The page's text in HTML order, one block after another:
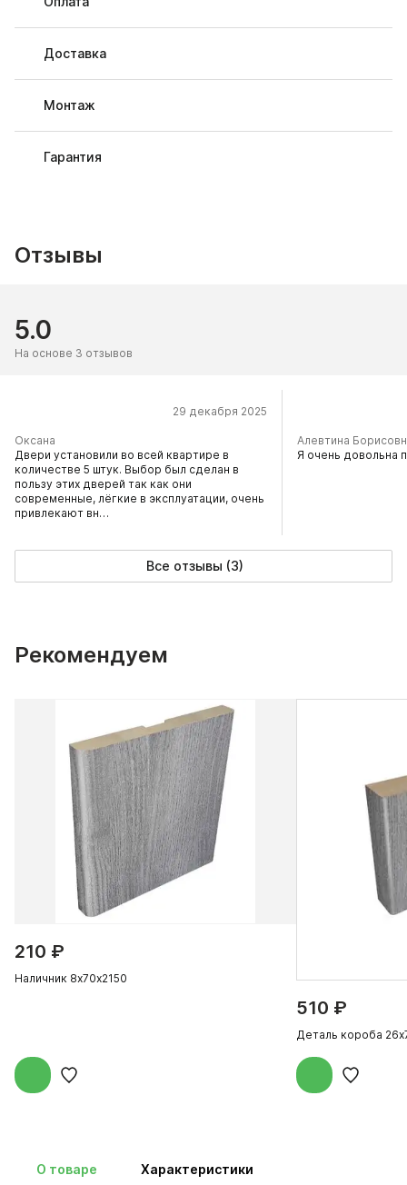
Доставка
Монтаж
Гарантия
Отзывы
5.0
На основе 3 отзывов
29 декабря 2025
Оксана
Двери установили во всей квартире в
количестве 5 штук. Выбор был сделан в
пользу этих дверей так как они
современные, лёгкие в эксплуатации, очень
привлекают вн…
Алевтина
Я очень довольна
Все отзывы (3)
Рекомендуем
210 ₽
Наличник 8х70х2150
510 ₽
Деталь короба
О товаре Характеристики